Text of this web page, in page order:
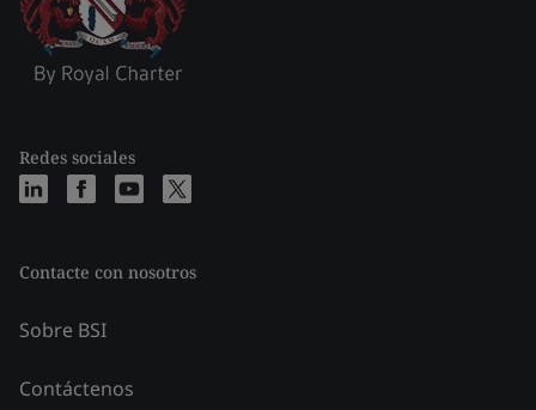
Redes sociales
Contacte con nosotros
Sobre BSI
Contáctenos